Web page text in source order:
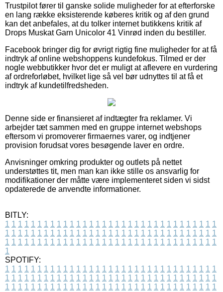
Trustpilot fører til ganske solide muligheder for at efterforske
en lang række eksisterende køberes kritik og af den grund
kan det anbefales, at du tolker internet butikkens kritik af
Drops Muskat Garn Unicolor 41 Vinrød inden du bestiller.
Facebook bringer dig for øvrigt rigtig fine muligheder for at få
indtryk af online webshoppens kundefokus. Tilmed er der
nogle webbutikker hvor det er muligt at aflevere en vurdering
af ordreforløbet, hvilket lige så vel bør udnyttes til at få et
indtryk af kundetilfredsheden.
Denne side er finansieret af indtægter fra reklamer. Vi
arbejder tæt sammen med en gruppe internet webshops
eftersom vi promoverer firmaernes varer, og indtjener
provision forudsat vores besøgende laver en ordre.
Anvisninger omkring produkter og outlets på nettet
understøttes tit, men man kan ikke stille os ansvarlig for
modifikationer der måtte være implementeret siden vi sidst
opdaterede de anvendte informationer.
BITLY:
1 1 1 1 1 1 1 1 1 1 1 1 1 1 1 1 1 1 1 1 1 1 1 1 1 1 1 1 1 1 1 1 1
1 1 1 1 1 1 1 1 1 1 1 1 1 1 1 1 1 1 1 1 1 1 1 1 1 1 1 1 1 1 1 1 1
1 1 1 1 1 1 1 1 1 1 1 1 1 1 1 1 1 1 1 1 1 1 1 1 1 1 1 1 1 1 1 1 1
1
SPOTIFY:
1 1 1 1 1 1 1 1 1 1 1 1 1 1 1 1 1 1 1 1 1 1 1 1 1 1 1 1 1 1 1 1 1
1 1 1 1 1 1 1 1 1 1 1 1 1 1 1 1 1 1 1 1 1 1 1 1 1 1 1 1 1 1 1 1 1
1 1 1 1 1 1 1 1 1 1 1 1 1 1 1 1 1 1 1 1 1 1 1 1 1 1 1 1 1 1 1 1 1